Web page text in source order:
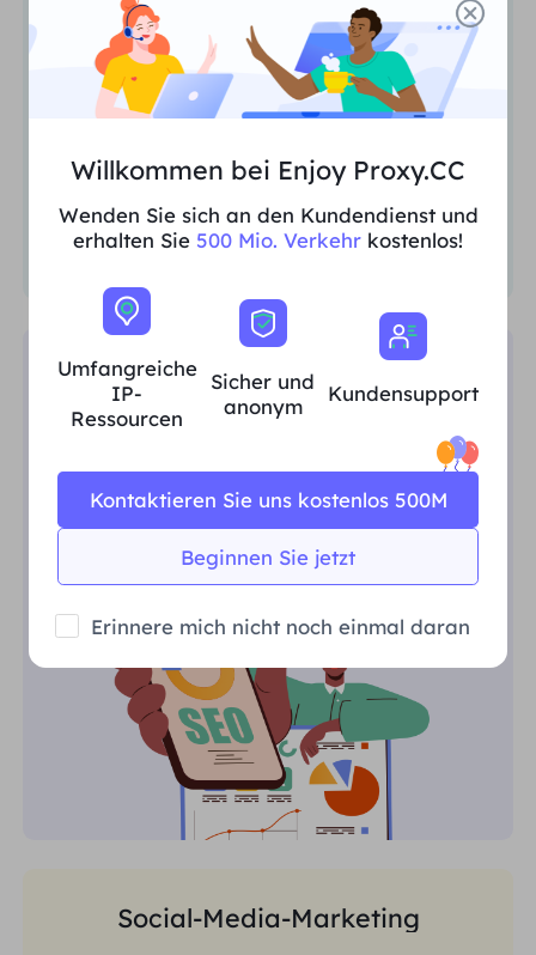
SEO-Überwachung
Sammeln Sie mühelos wertvolle SEO-
Wettbewerbsanalysen durch,
überwachen Sie SERPs und gewinnen
Sie regionsspezifische Erkenntnisse.
Social-Media-Marketing
Willkommen bei Enjoy Proxy.CC
Wenden Sie sich an den Kundendienst und
erhalten Sie 500 Mio. Verkehr kostenlos!
Umfangreiche
IP-
Ressourcen
Sicher und
anonym
Kundensupport
Beginnen Sie jetzt
Kontaktieren Sie uns kostenlos 500M
Erinnere mich nicht noch einmal daran